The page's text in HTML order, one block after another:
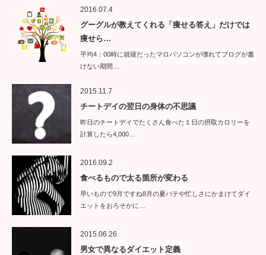
2016.07.4
グーグルが教えてくれる「痩せる答え」だけでは
痩せら…
平均4：00時に就寝だったマロパソコンが壊れてブログが書
けない期間…
2015.11.7
チートデイの翌日の身体の不思議
昨日のチートデイでたくさん食べた１日の摂取カロリーを
計算したら4,000…
2016.09.2
食べるもので太る箇所が変わる
早いもので9月ですね8月の夏バテや忙しさにかまけてダイ
エットをおろそかに…
2015.06.26
男女で異なるダイエット定義